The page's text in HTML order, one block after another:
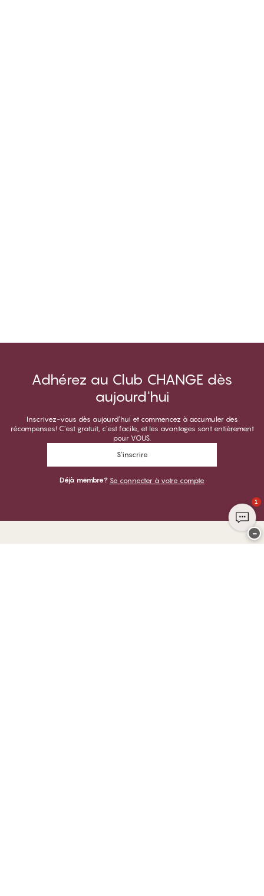
Adhérez au Club CHANGE dès
aujourd'hui
Inscrivez-vous dès aujourd’hui et commencez à accumuler des
récompenses! C’est gratuit, c’est facile, et les avantages sont entièrement
pour VOUS.
S'inscrire
Déjà membre? Se connecter à votre compte
1
−